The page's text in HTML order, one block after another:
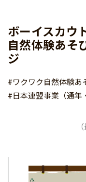
ボーイスカウ
自然体験あ
ジ
#ワクワク自然体験あ
#日本連盟事業（通年